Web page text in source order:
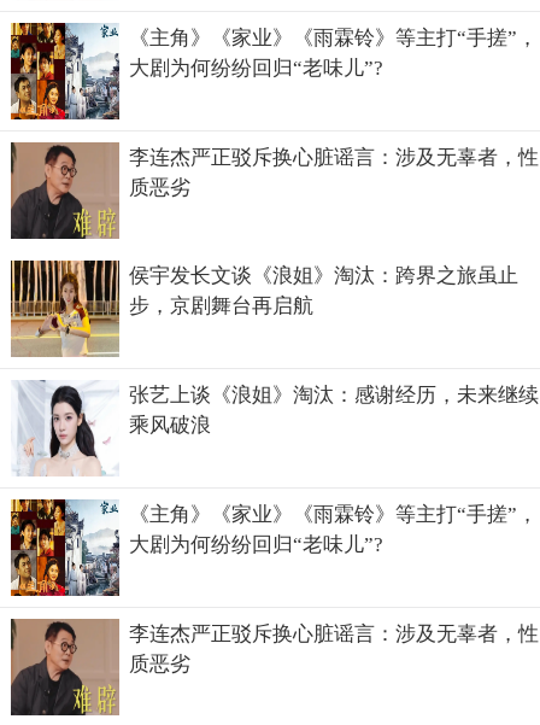
《主角》《家业》《雨霖铃》等主打“手搓”，
大剧为何纷纷回归“老味儿”?
李连杰严正驳斥换心脏谣言：涉及无辜者，性
质恶劣
侯宇发长文谈《浪姐》淘汰：跨界之旅虽止
步，京剧舞台再启航
张艺上谈《浪姐》淘汰：感谢经历，未来继续
乘风破浪
《主角》《家业》《雨霖铃》等主打“手搓”，
大剧为何纷纷回归“老味儿”?
李连杰严正驳斥换心脏谣言：涉及无辜者，性
质恶劣